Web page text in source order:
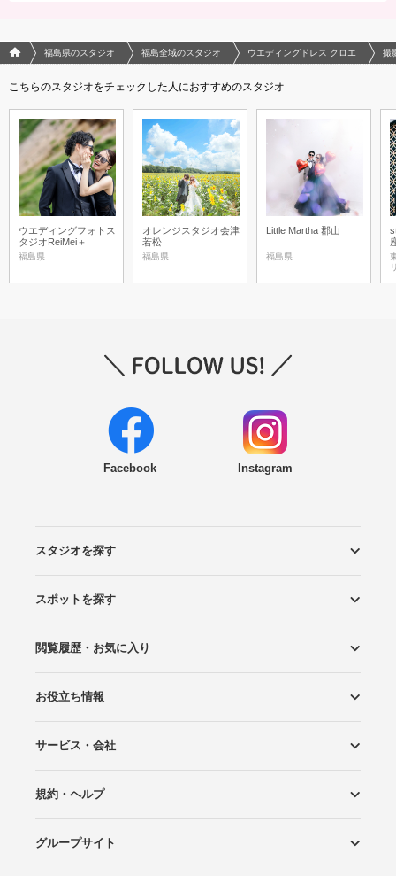
フォトウエディング/結婚写真のPhotorait ホーム
福島県のスタジオ 福島全域のスタジオ ウエディングドレス クロエ 撮
こちらのスタジオをチェックした人におすすめのスタジオ
ウエディングフォトス
タジオReiMei＋
福島県
オレンジスタジオ会津
若松
福島県
Little Martha 郡山
福島県
Facebook Instagram
スタジオを探す
エリアから探す
こだわりから探す
NEW PHOTO STYLE
プランから探す
フォトタイプ診断
フォトグラファーから探す
国内リゾートから探す
スポットを探す
ロケーションから探す
スタジオから探す
閲覧履歴・お気に入り
閲覧スタジオ
お気に入り
お役立ち情報
Wedding Photo マガジン
はじめてガイド
サービス・会社
Photoraitとは
スタジオの掲載について
お問い合わせ
運営会社
サイトマップ
規約・ヘルプ
プライバシーポリシー
利用規約
ヘルプ
グループサイト